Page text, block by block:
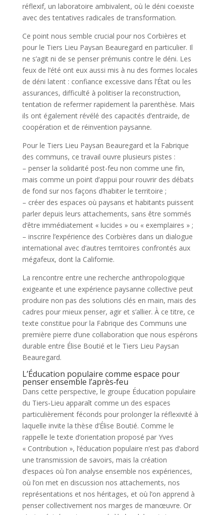
réflexif, un laboratoire ambivalent, où le déni coexiste
avec des tentatives radicales de transformation.
Ce point nous semble crucial pour nos Corbières et
pour le Tiers Lieu Paysan Beauregard en particulier. Il
ne s’agit ni de se penser prémunis contre le déni. Les
feux de l’été ont eux aussi mis à nu des formes locales
de déni latent : confiance excessive dans l’État ou les
assurances, difficulté à politiser la reconstruction,
tentation de refermer rapidement la parenthèse. Mais
ils ont également révélé des capacités d’entraide, de
coopération et de réinvention paysanne.
Pour le Tiers Lieu Paysan Beauregard et la Fabrique
des communs, ce travail ouvre plusieurs pistes :
– penser la solidarité post-feu non comme une fin,
mais comme un point d’appui pour rouvrir des débats
de fond sur nos façons d’habiter le territoire ;
– créer des espaces où paysans et habitants puissent
parler depuis leurs attachements, sans être sommés
d’être immédiatement « lucides » ou « exemplaires » ;
– inscrire l’expérience des Corbières dans un dialogue
international avec d’autres territoires confrontés aux
mégafeux, dont la Californie.
La rencontre entre une recherche anthropologique
exigeante et une expérience paysanne collective peut
produire non pas des solutions clés en main, mais des
cadres pour mieux penser, agir et s’allier. À ce titre, ce
texte constitue pour la Fabrique des Communs une
première pierre d’une collaboration que nous espérons
durable entre Élise Boutié et le Tiers Lieu Paysan
Beauregard.
L’Éducation populaire comme espace pour
penser ensemble l’après‑feu
Dans cette perspective, le groupe Éducation populaire
du Tiers‑Lieu apparaît comme un des espaces
particulièrement féconds pour prolonger la réflexivité à
laquelle invite la thèse d’Élise Boutié. Comme le
rappelle le texte d’orientation proposé par Yves
« Contribution », l’éducation populaire n’est pas d’abord
une transmission de savoirs, mais la création
d’espaces où l’on analyse ensemble nos expériences,
où l’on met en discussion nos attachements, nos
représentations et nos héritages, et où l’on apprend à
penser collectivement nos marges de manœuvre. Or